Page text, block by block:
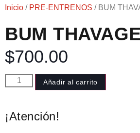
Inicio / PRE-ENTRENOS / BUM
BUM THAVAGE
$700.00
Añadir al carrito
¡Atención!